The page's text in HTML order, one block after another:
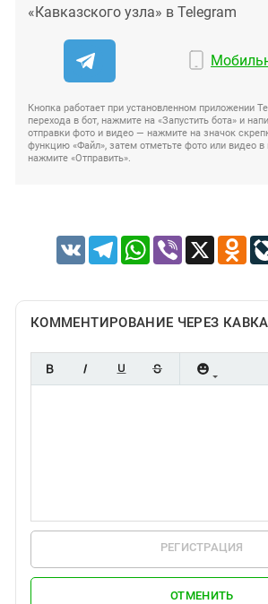
«Кавказского узла» в Telegram
Кнопка работает при установленном приложении
перехода в бот, нажмите на «Запустить бота» и
отправки фото и видео — нажмите на значок
функцию «Файл», затем отметьте фото или видео в
нажмите «Отправить».
VK TelegramWhatsApp
Viber X
КОММЕНТИРОВАНИЕ ЧЕРЕЗ
РЕГИСТРАЦИЯ
ОТМЕНИТЬ